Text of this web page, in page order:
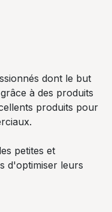
dont le but
à des produits
produits pour
petites et
d'optimiser leurs